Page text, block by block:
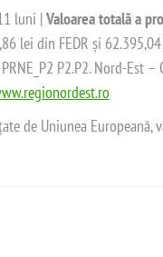
luni |Valoarea totală a
lei din FEDR și
P2.P2. Nord-Est
de Uniunea Europeană,